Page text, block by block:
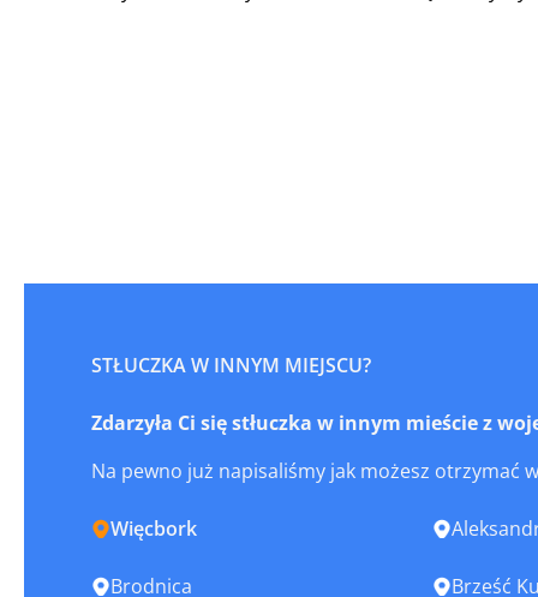
STŁUCZKA W INNYM MIEJSCU?
Zdarzyła Ci się stłuczka w innym mieście z
Na pewno już napisaliśmy jak możesz otrzymać
Więcbork
Brodnica Brześć